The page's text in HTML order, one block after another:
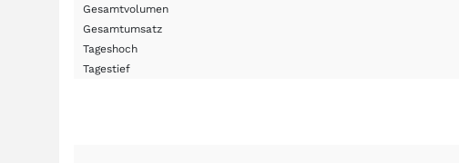
Gesamtvolumen
Gesamtumsatz
Tageshoch
Tagestief